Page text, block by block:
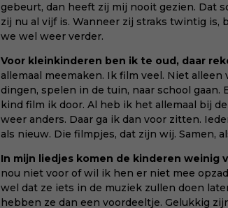
gebeurt, dan heeft zij mij nooit gezien. Dat
zij nu al vijf is. Wanneer zij straks twintig is,
we wel weer verder.
Voor kleinkinderen ben ik te oud, daar
allemaal meemaken. Ik film veel. Niet
dingen, spelen in de tuin, naar school
kind film ik door. Al heb ik het allemaal bij
weer anders. Daar ga ik dan voor zitten.
als nieuw. Die filmpjes, dat zijn wij. Samen,
In mijn liedjes komen de kinderen weinig
nou niet voor of wil ik hen er niet mee
wel dat ze iets in de muziek zullen doen
hebben ze dan een voordeeltje. Gelukkig